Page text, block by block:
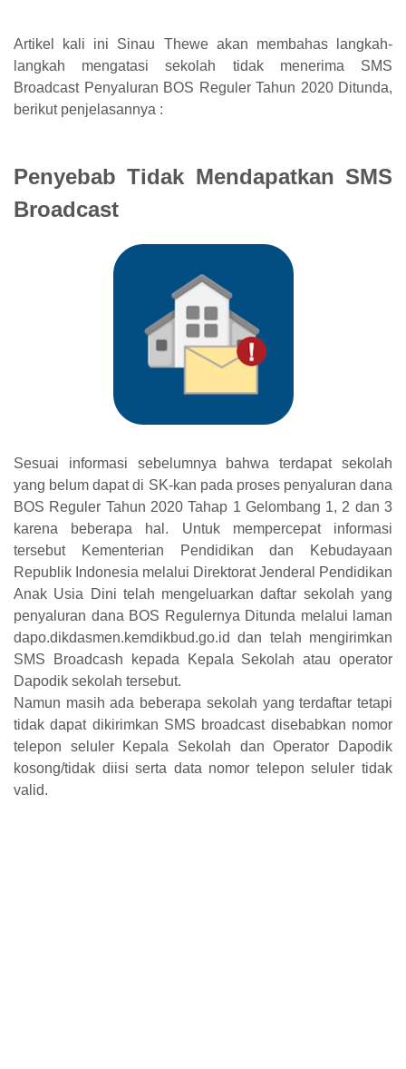
Artikel kali ini Sinau Thewe akan membahas langkah-
langkah mengatasi sekolah tidak menerima SMS
Broadcast Penyaluran BOS Reguler Tahun 2020 Ditunda,
berikut penjelasannya :
Penyebab Tidak Mendapatkan SMS
Broadcast
Sesuai informasi sebelumnya bahwa terdapat sekolah
yang belum dapat di SK-kan pada proses penyaluran dana
BOS Reguler Tahun 2020 Tahap 1 Gelombang 1, 2 dan 3
karena beberapa hal. Untuk mempercepat informasi
tersebut Kementerian Pendidikan dan Kebudayaan
Republik Indonesia melalui Direktorat Jenderal Pendidikan
Anak Usia Dini telah mengeluarkan daftar sekolah yang
penyaluran dana BOS Regulernya Ditunda melalui laman
dapo.dikdasmen.kemdikbud.go.id dan telah mengirimkan
SMS Broadcash kepada Kepala Sekolah atau operator
Dapodik sekolah tersebut.
Namun masih ada beberapa sekolah yang terdaftar tetapi
tidak dapat dikirimkan SMS broadcast disebabkan nomor
telepon seluler Kepala Sekolah dan Operator Dapodik
kosong/tidak diisi serta data nomor telepon seluler tidak
valid.